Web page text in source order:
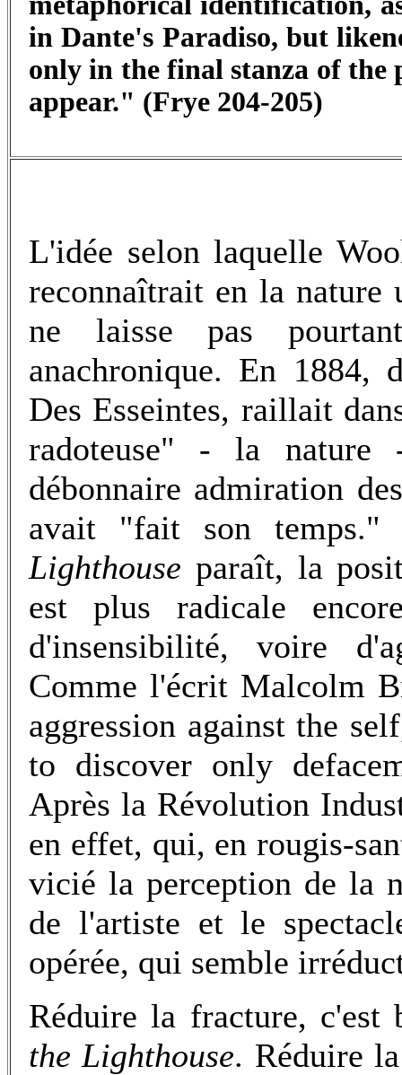
in Dante's Paradiso, but
only in the final stanza of the
appear." (Frye 204-205)
L'idée selon laquelle
reconnaîtrait en la nature
ne laisse pas
anachronique. En 1884,
Des Esseintes, raillait
radoteuse" - la
débonnaire admiration
avait "fait son
Lighthouse paraît, la
est plus radicale
d'insensibilité, voire
Comme l'écrit Malcolm
aggression against the
to discover only
Après la Révolution
en effet, qui, en rougis-
vicié la perception de la
de l'artiste et le
opérée, qui semble
Réduire la fracture,
the Lighthouse. Réduire